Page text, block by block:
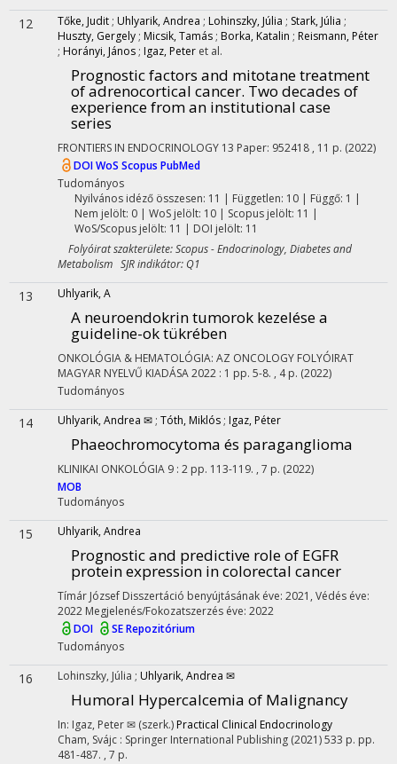
12 Tőke, Judit ; Uhlyarik, Andrea ; Lohinszky, Júlia ; Stark, Júlia ;
Huszty, Gergely ; Micsik, Tamás ; Borka, Katalin ; Reismann, Péter
; Horányi, János ; Igaz, Peter et al.
Prognostic factors and mitotane treatment
of adrenocortical cancer. Two decades of
experience from an institutional case
series
FRONTIERS IN ENDOCRINOLOGY 13 Paper: 952418 , 11 p. (2022)
DOIWoS Scopus PubMed
Tudományos
Nyilvános idéző összesen: 11 | Független: 10 | Függő: 1 |
Nem jelölt: 0 | WoS jelölt: 10 | Scopus jelölt: 11 |
WoS/Scopus jelölt: 11 | DOI jelölt: 11
Folyóirat szakterülete: Scopus - Endocrinology, Diabetes and
Metabolism SJR indikátor: Q1
13 Uhlyarik, A
A neuroendokrin tumorok kezelése a
guideline-ok tükrében
ONKOLÓGIA & HEMATOLÓGIA: AZ ONCOLOGY FOLYÓIRAT
MAGYAR NYELVŰ KIADÁSA2022 : 1 pp. 5-8. , 4 p. (2022)
Tudományos
14 Uhlyarik, Andrea ✉ ; Tóth, Miklós ; Igaz, Péter
Phaeochromocytoma és paraganglioma
KLINIKAI ONKOLÓGIA 9 : 2 pp. 113-119. , 7 p. (2022)
MOB
Tudományos
15 Uhlyarik, Andrea
Prognostic and predictive role of EGFR
protein expression in colorectal cancer
Tímár József Disszertáció benyújtásának éve: 2021, Védés éve:
2022 Megjelenés/Fokozatszerzés éve: 2022
DOI
SE Repozitórium
Tudományos
16 Lohinszky, Júlia ; Uhlyarik, Andrea ✉
Humoral Hypercalcemia of Malignancy
In: Igaz, Peter ✉ (szerk.) Practical Clinical Endocrinology
Cham, Svájc : Springer International Publishing (2021)533 p. pp.
481-487. , 7 p.